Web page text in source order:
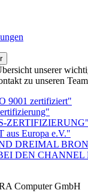
unserer
zu unseren
Computer GmbH